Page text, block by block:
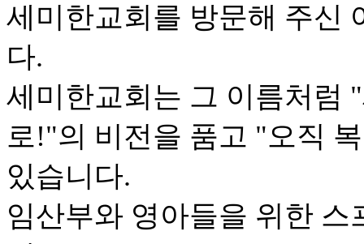
세미한교회를 방문해 주신
다.
세미한교회는 그 이름처럼
로!"의 비전을 품고 "오직
있습니다.
임산부와 영아들을 위한